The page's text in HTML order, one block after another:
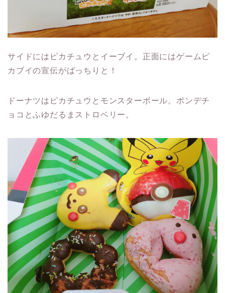
サイドにはピカチュウとイーブイ。正面にはゲームピ
カブイの宣伝がばっちりと！
ドーナツはピカチュウとモンスターボール。ポンデチ
ョコとふゆだるまストロベリー。